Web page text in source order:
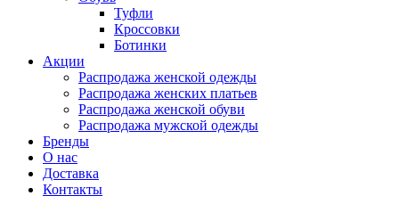
Туфли
Кроссовки
Ботинки
Акции
Распродажа женской одежды
Распродажа женских платьев
Распродажа женской обуви
Распродажа мужской одежды
Бренды
О нас
Доставка
Контакты